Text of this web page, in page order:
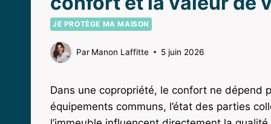
JE PROTÈGE MA MAISON
Par Manon Laffitte 5 juin 2026
Dans une copropriété, le confort ne dépend
équipements communs, l’état des parties